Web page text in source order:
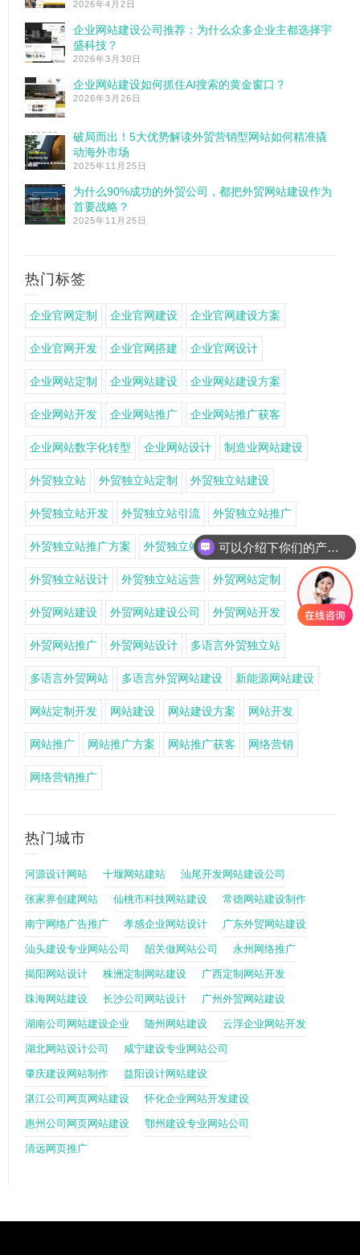
2026年4月2日
企业网站建设公司推荐：为什么众多企业主都选择宇
盛科技？
2026年3月30日
企业网站建设如何抓住AI搜索的黄金窗口？
2026年3月26日
破局而出！5大优势解读外贸营销型网站如何精准撬
动海外市场
2025年11月25日
为什么90%成功的外贸公司，都把外贸网站建设作为
首要战略？
2025年11月25日
热门标签
企业官网定制 企业官网建设 企业官网建设方案
企业官网开发 企业官网搭建 企业官网设计
企业网站定制 企业网站建设 企业网站建设方案
企业网站开发 企业网站推广 企业网站推广获客
企业网站数字化转型 企业网站设计 制造业网站建设
外贸独立站 外贸独立站定制 外贸独立站建设
外贸独立站开发 外贸独立站引流 外贸独立站推广
外贸独立站推广方案 外贸独立站搭建 外贸独立站获客
外贸独立站设计 外贸独立站运营 外贸网站定制
外贸网站建设 外贸网站建设公司 外贸网站开发
外贸网站推广 外贸网站设计 多语言外贸独立站
多语言外贸网站 多语言外贸网站建设 新能源网站建设
网站定制开发 网站建设 网站建设方案 网站开发
网站推广 网站推广方案 网站推广获客 网络营销
网络营销推广
热门城市
河源设计网站 十堰网站建站 汕尾开发网站建设公司
张家界创建网站 仙桃市科技网站建设 常德网站建设制作
南宁网络广告推广 孝感企业网站设计 广东外贸网站建设
汕头建设专业网站公司 韶关做网站公司 永州网络推广
揭阳网站设计 株洲定制网站建设 广西定制网站开发
珠海网站建设 长沙公司网站设计 广州外贸网站建设
湖南公司网站建设企业 随州网站建设 云浮企业网站开发
湖北网站设计公司 咸宁建设专业网站公司
肇庆建设网站制作 益阳设计网站建设
湛江公司网页网站建设 怀化企业网站开发建设
惠州公司网页网站建设 鄂州建设专业网站公司
清远网页推广
可以介绍下你们的产品么